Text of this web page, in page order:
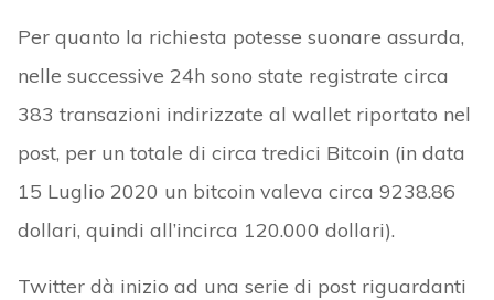
Per quanto la richiesta potesse suonare assurda,
nelle successive 24h sono state registrate circa
383 transazioni indirizzate al wallet riportato nel
post, per un totale di circa tredici Bitcoin (in data
15 Luglio 2020 un bitcoin valeva circa 9238.86
dollari, quindi all’incirca 120.000 dollari).
Twitter dà inizio ad una serie di post riguardanti